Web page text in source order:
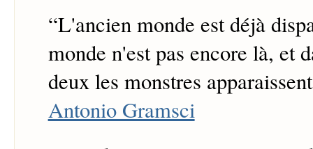
“L'ancien monde est déjà
monde n'est pas encore là, et
deux les monstres
Antonio Gramsci